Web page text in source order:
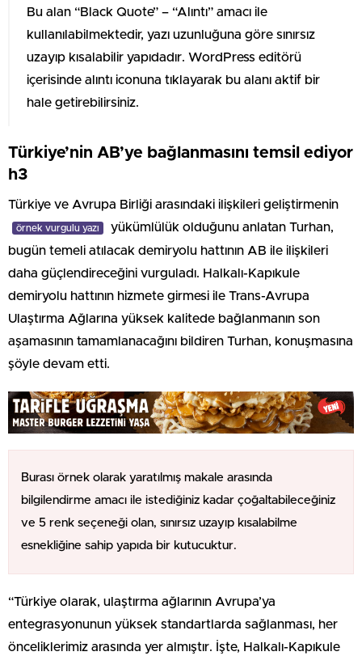
Bu alan “Black Quote” – “Alıntı” amacı ile
kullanılabilmektedir, yazı uzunluğuna göre sınırsız
uzayıp kısalabilir yapıdadır. WordPress editörü
içerisinde alıntı iconuna tıklayarak bu alanı aktif bir
hale getirebilirsiniz.
Türkiye’nin AB’ye bağlanmasını temsil ediyor
h3
Türkiye ve Avrupa Birliği arasındaki ilişkileri geliştirmenin
örnek vurgulu yazı
yükümlülük olduğunu anlatan Turhan,
bugün temeli atılacak demiryolu hattının AB ile ilişkileri
daha güçlendireceğini vurguladı. Halkalı-Kapıkule
demiryolu hattının hizmete girmesi ile Trans-Avrupa
Ulaştırma Ağlarına yüksek kalitede bağlanmanın son
aşamasının tamamlanacağını bildiren Turhan, konuşmasına
şöyle devam etti.
Burası örnek olarak yaratılmış makale arasında
bilgilendirme amacı ile istediğiniz kadar çoğaltabileceğiniz
ve 5 renk seçeneği olan, sınırsız uzayıp kısalabilme
esnekliğine sahip yapıda bir kutucuktur.
“Türkiye olarak, ulaştırma ağlarının Avrupa’ya
entegrasyonunun yüksek standartlarda sağlanması, her
önceliklerimiz arasında yer almıştır. İşte, Halkalı-Kapıkule